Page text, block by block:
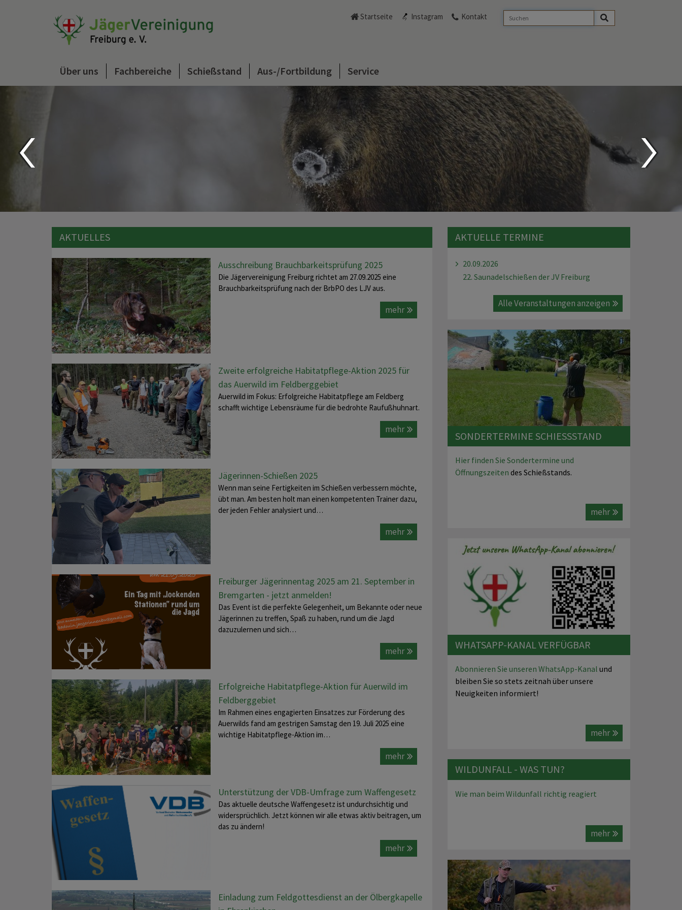
Startseite Instagram Kontakt
Über uns Fachbereiche Schießstand Aus-/Fortbildung Service
AKTUELLES
Ausschreibung Brauchbarkeitsprüfung 2025
Die Jägervereinigung Freiburg richtet am 27.09.2025 eine
Brauchbarkeitsprüfung nach der BrbPO des LJV aus.
mehr
Zweite erfolgreiche Habitatpflege-Aktion 2025 für
das Auerwild im Feldberggebiet
Auerwild im Fokus: Erfolgreiche Habitatpflege am Feldberg
schafft wichtige Lebensräume für die bedrohte Raufußhuhnart.
mehr
Jägerinnen-Schießen 2025
Wenn man seine Fertigkeiten im Schießen verbessern möchte,
übt man. Am besten holt man einen kompetenten Trainer dazu,
der jeden Fehler analysiert und…
mehr
Freiburger Jägerinnentag 2025 am 21. September in
Bremgarten - jetzt anmelden!
Das Event ist die perfekte Gelegenheit, um Bekannte oder neue
Jägerinnen zu treffen, Spaß zu haben, rund um die Jagd
dazuzulernen und sich…
mehr
Erfolgreiche Habitatpflege-Aktion für Auerwild im
Feldberggebiet
Im Rahmen eines engagierten Einsatzes zur Förderung des
Auerwilds fand am gestrigen Samstag den 19. Juli 2025 eine
wichtige Habitatpflege-Aktion im…
mehr
Unterstützung der VDB-Umfrage zum Waffengesetz
Das aktuelle deutsche Waffengesetz ist undurchsichtig und
widersprüchlich. Jetzt können wir alle etwas aktiv beitragen, um
das zu ändern!
mehr
Einladung zum Feldgottesdienst an der Ölbergkapelle
AKTUELLE TERMINE
20.09.2026
22. Saunadelschießen der JV Freiburg
Alle Veranstaltungen anzeigen
SONDERTERMINE SCHIESSSTAND
Hier finden Sie Sondertermine und
Öffnungszeiten des Schießstands.
mehr
WHATSAPP-KANAL VERFÜGBAR
Abonnieren Sie unseren WhatsApp-Kanal und
bleiben Sie so stets zeitnah über unsere
Neuigkeiten informiert!
mehr
WILDUNFALL - WAS TUN?
Wie man beim Wildunfall richtig reagiert
mehr